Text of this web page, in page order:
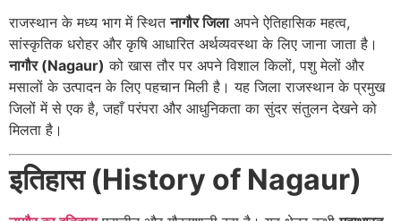
राजस्थान के मध्य भाग में स्थितनागौर जिलाअपने ऐतिहासिक महत्व,
सांस्कृतिक धरोहर और कृषि आधारित अर्थव्यवस्था के लिए जाना जाता है।
नागौर (Nagaur) को खास तौर पर अपने विशाल किलों, पशु मेलों और
मसालों के उत्पादन के लिए पहचान मिली है। यह जिला राजस्थान के प्रमुख
जिलों में से एक है, जहाँ परंपरा और आधुनिकता का सुंदर संतुलन देखने को
मिलता है।
इतिहास (History of Nagaur)